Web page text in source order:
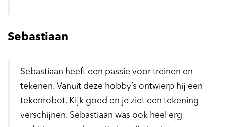
Sebastiaan
Sebastiaan heeft een passie voor treinen en
tekenen. Vanuit deze hobby’s ontwierp hij een
tekenrobot. Kijk goed en je ziet een tekening
verschijnen. Sebastiaan was ook heel erg